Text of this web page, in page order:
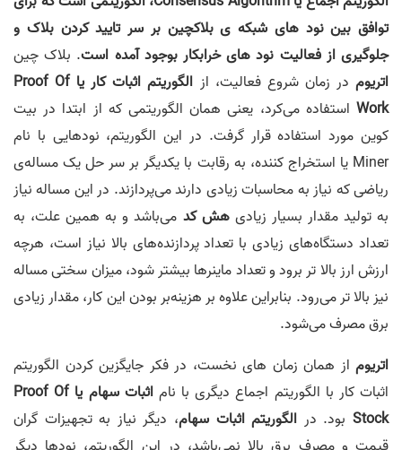
توافق بین نود های شبکه ی بلاکچین بر سر تایید کردن بلاک و
جلوگیری از فعالیت نود های خرابکار بوجود آمده است. بلاک چین
اتریومدر زمان شروع فعالیت، از
الگوریتم اثبات کار یا Proof Of
Work استفاده می‌کرد، یعنی همان الگوریتمی که از ابتدا در بیت
کوین مورد استفاده قرار گرفت. در این الگوریتم، نود‌هایی با نام
Miner یا استخراج کننده، به رقابت با یکدیگر بر سر حل یک مساله‌ی
ریاضی که نیاز به محاسبات زیادی دارند می‌پردازند. در این مساله نیاز
به تولید مقدار بسیار زیادیهش کد می‌باشد و به همین علت، به
تعداد دستگاه‌های زیادی با تعداد پردازنده‌های بالا نیاز است، هرچه
ارزش ارز بالا تر برود و تعداد ماینرها بیشتر شود، میزان سختی مساله
نیز بالا تر می‌رود. بنابراین علاوه بر هزینه‌بر بودن این کار، مقدار زیادی
برق مصرف می‌شود.
اتریوم از همان زمان های نخست، در فکر جایگزین کردن الگوریتم
اثبات کار با الگوریتم اجماع دیگری با نام
اثبات سهام یا Proof Of
Stockبود. در الگوریتم اثبات سهام، دیگر نیاز به تجهیزات گران